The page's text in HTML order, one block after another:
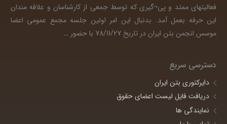
فعالیتهای ممتد و پی¬گیری که توسط جمعی از کارشناسان و علاقه مندان
این حرفه بعمل آمد. بدنبال این امر اولین جلسه مجمع عمومی اعضا
موسس انجمن بتن ایران در تاریخ 78/11/27 با حضور
…
دسترسی سریع
دایرکتوری بتن ایران
دریافت فایل لیست اعضای حقوق
نمایندگی ها